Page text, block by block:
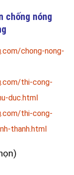
chống nóng
chong-nong-
thi-cong-
duc.html
thi-cong-
thanh.html